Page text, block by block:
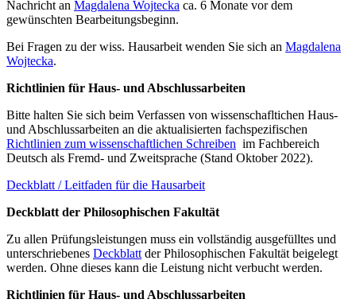
Nachricht an Magdalena Wojtecka ca. 6 Monate vor dem
gewünschten Bearbeitungsbeginn.
Bei Fragen zu der wiss. Hausarbeit wenden Sie sich an Magdalena
Wojtecka.
Richtlinien für Haus- und Abschlussarbeiten
Bitte halten Sie sich beim Verfassen von wissenschafltichen Haus-
und Abschlussarbeiten an die aktualisierten fachspezifischen
Richtlinien zum wissenschaftlichen Schreiben im Fachbereich
Deutsch als Fremd- und Zweitsprache (Stand Oktober 2022).
Deckblatt / Leitfaden für die Hausarbeit
Deckblatt der Philosophischen Fakultät
Zu allen Prüfungsleistungen muss ein vollständig ausgefülltes und
unterschriebenes Deckblatt der Philosophischen Fakultät beigelegt
werden. Ohne dieses kann die Leistung nicht verbucht werden.
Richtlinien für Haus- und Abschlussarbeiten